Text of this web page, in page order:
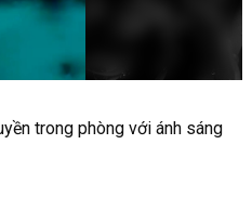
trong phòng với ánh sáng